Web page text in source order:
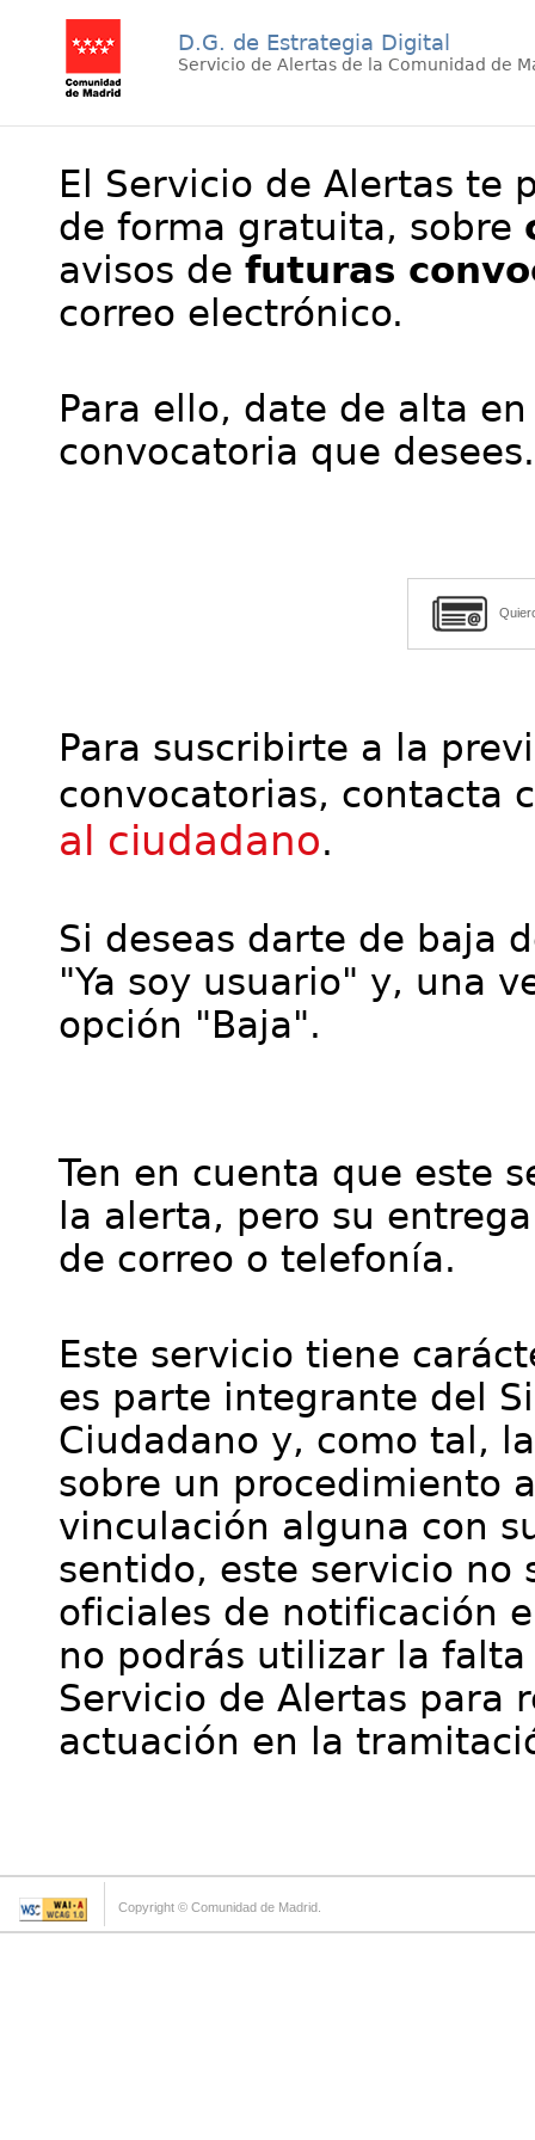
D.G. de Estrategia Digital
Servicio de Alertas de la Comunidad de
El Servicio de Alertas te
de forma gratuita, sobre
avisos de futuras
correo electrónico.
Para ello, date de alta
convocatoria que desees.
Para suscribirte a la
convocatorias, contacta
al ciudadano.
Si deseas darte de baja
"Ya soy usuario" y, una
opción "Baja".
Ten en cuenta que este
la alerta, pero su
de correo o telefonía.
Este servicio tiene
es parte integrante del
Ciudadano y, como tal,
sobre un procedimiento
vinculación alguna con
sentido, este servicio no
oficiales de notificación
no podrás utilizar la
Servicio de Alertas para
actuación en la
Copyright © Comunidad de Madrid.